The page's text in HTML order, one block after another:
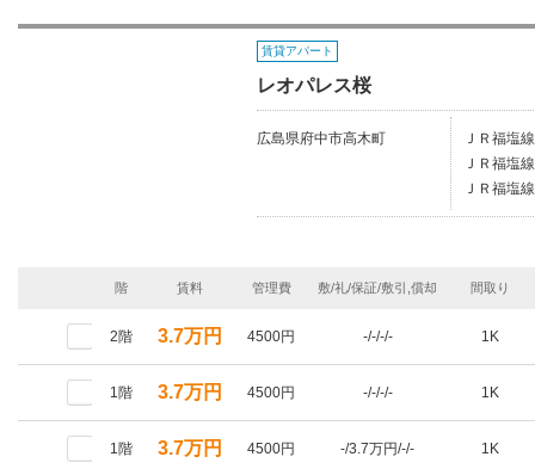
賃貸アパート
レオパレス桜
広島県府中市高木町
ＪＲ福塩
ＪＲ福塩
ＪＲ福塩
階 賃料 管理費 敷/礼/保証/敷引,償却 間取り
2階 3.7万円 4500円 -/-/-/- 1K
1階 3.7万円 4500円 -/-/-/- 1K
1階 3.7万円 4500円 -/3.7万円/-/- 1K